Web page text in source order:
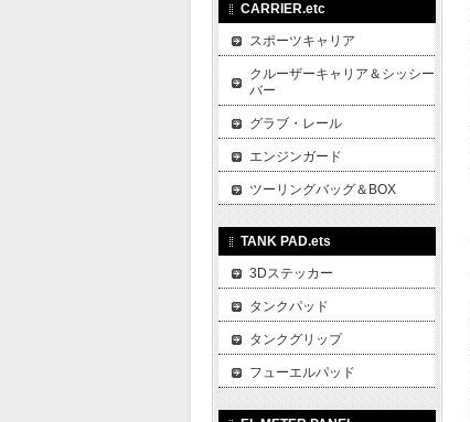
CARRIER.etc
スポーツキャリア
クルーザーキャリア＆シッシー
バー
グラブ・レール
エンジンガード
ツーリングバッグ＆BOX
TANK PAD.ets
3Dステッカー
タンクパッド
タンクグリップ
フューエルパッド